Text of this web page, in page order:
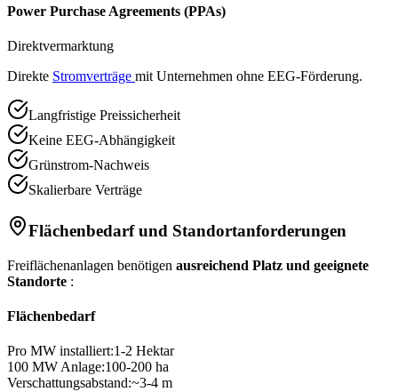
Power Purchase Agreements (PPAs)
Direktvermarktung
Direkte Stromverträge mit Unternehmen ohne EEG-Förderung.
Langfristige Preissicherheit
Keine EEG-Abhängigkeit
Grünstrom-Nachweis
Skalierbare Verträge
Flächenbedarf und Standortanforderungen
Freiflächenanlagen benötigen ausreichend Platz und geeignete
Standorte :
Flächenbedarf
Pro MW installiert:1-2 Hektar
100 MW Anlage:100-200 ha
Verschattungsabstand:~3-4 m